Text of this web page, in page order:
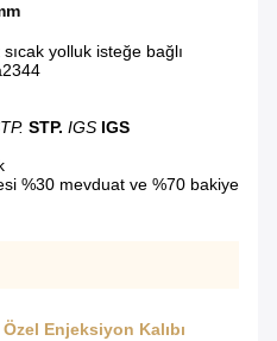
yolluk isteğe bağlı
STP. IGS IGS
%30 mevduat ve %70 bakiye
Enjeksiyon Kalıbı